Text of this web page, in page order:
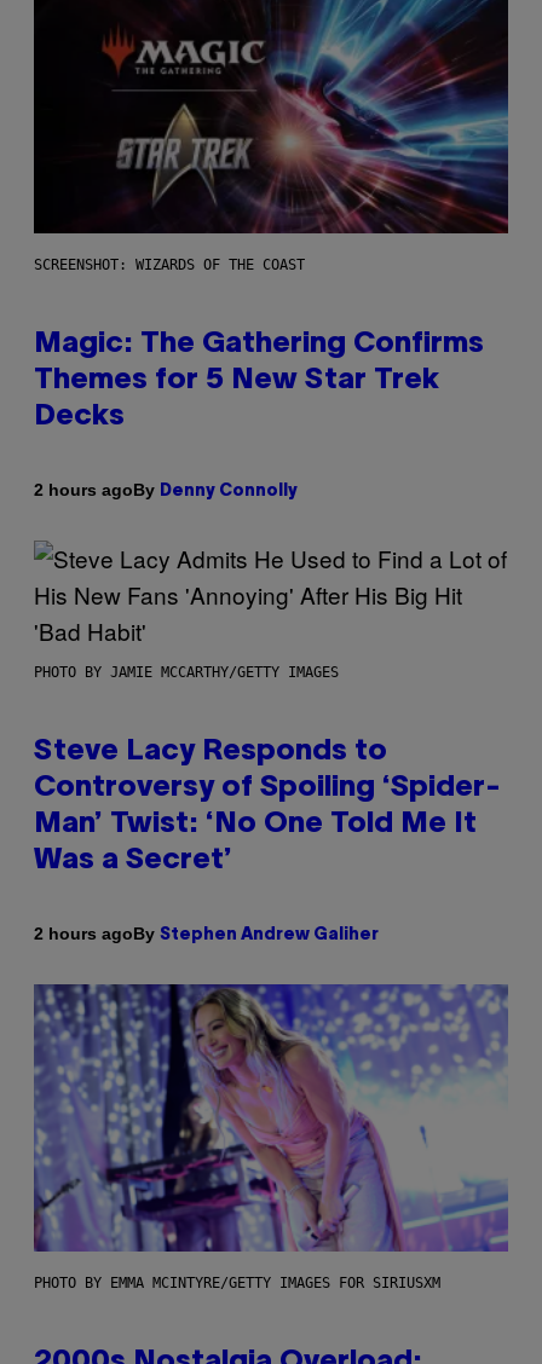
SCREENSHOT: WIZARDS OF THE COAST
Magic: The Gathering Confirms
Themes for 5 New Star Trek
Decks
2 hours agoBy Denny Connolly
PHOTO BY JAMIE MCCARTHY/GETTY IMAGES
Steve Lacy Responds to
Controversy of Spoiling ‘Spider-
Man’ Twist: ‘No One Told Me It
Was a Secret’
2 hours agoBy Stephen Andrew Galiher
PHOTO BY EMMA MCINTYRE/GETTY IMAGES FOR SIRIUSXM